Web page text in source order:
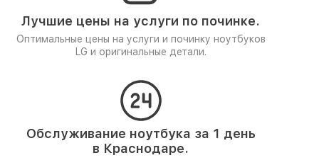
Лучшие цены на услуги по починке.
Оптимальные цены на услуги и починку ноутбуков
LG и оригинальные детали.
Обслуживание ноутбука за 1 день
в Краснодаре.